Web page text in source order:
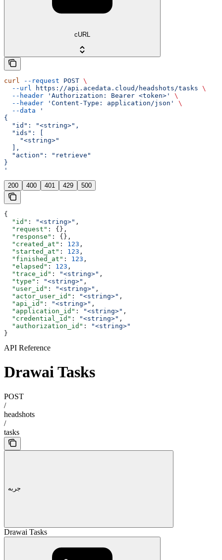
cURL
curl --request POST \
  --url
https://api.acedata.cloud/headshots/tasks \
  --header
'Authorization: Bearer <token>'
\
  --header
'Content-Type: application/json'
\
  --data
'
{
  "id": "<string>",
  "ids": [
    "<string>"
  ],
  "action": "retrieve"
}
'
200 400 401 429 500
{
  "id"
: "<string>" ,
  "request"
: {},
  "response"
: {},
  "created_at"
: 123 ,
  "started_at"
: 123 ,
  "finished_at"
: 123 ,
  "elapsed"
: 123 ,
  "trace_id"
: "<string>" ,
  "type"
: "<string>" ,
  "user_id"
: "<string>" ,
  "actor_user_id"
: "<string>" ,
  "api_id"
: "<string>" ,
  "application_id"
: "<string>" ,
  "credential_id"
: "<string>" ,
  "authorization_id"
:
"<string>"
}
API Reference
Drawai Tasks
POST
/
headshots
/
tasks
جربه
Drawai Tasks